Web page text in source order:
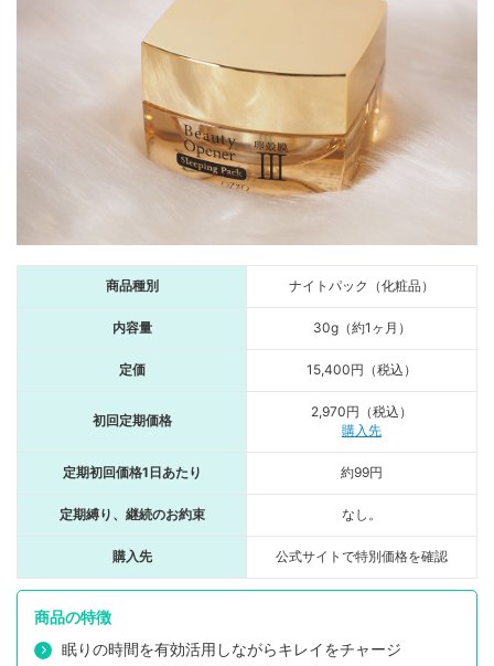
商品種別 ナイトパック（化粧品）
内容量 30g（約1ヶ月）
定価 15,400円（税込）
初回定期価格
2,970円（税込）
購入先
定期初回価格1日あたり 約99円
定期縛り、継続のお約束 なし。
購入先 公式サイトで特別価格を確認
商品の特徴
眠りの時間を有効活用しながらキレイをチャージ